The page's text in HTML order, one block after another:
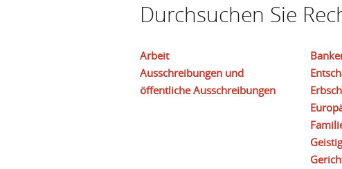
Durchsuchen Sie
Arbeit
Ausschreibungen und
öffentliche Ausschreibungen